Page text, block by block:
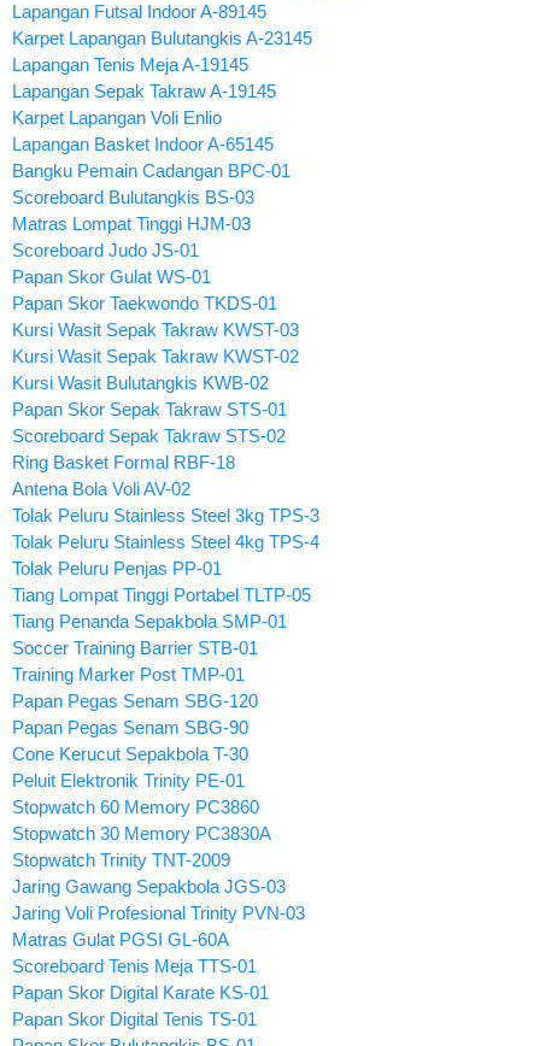
Lapangan Futsal Indoor A-89145
Karpet Lapangan Bulutangkis A-23145
Lapangan Tenis Meja A-19145
Lapangan Sepak Takraw A-19145
Karpet Lapangan Voli Enlio
Lapangan Basket Indoor A-65145
Bangku Pemain Cadangan BPC-01
Scoreboard Bulutangkis BS-03
Matras Lompat Tinggi HJM-03
Scoreboard Judo JS-01
Papan Skor Gulat WS-01
Papan Skor Taekwondo TKDS-01
Kursi Wasit Sepak Takraw KWST-03
Kursi Wasit Sepak Takraw KWST-02
Kursi Wasit Bulutangkis KWB-02
Papan Skor Sepak Takraw STS-01
Scoreboard Sepak Takraw STS-02
Ring Basket Formal RBF-18
Antena Bola Voli AV-02
Tolak Peluru Stainless Steel 3kg TPS-3
Tolak Peluru Stainless Steel 4kg TPS-4
Tolak Peluru Penjas PP-01
Tiang Lompat Tinggi Portabel TLTP-05
Tiang Penanda Sepakbola SMP-01
Soccer Training Barrier STB-01
Training Marker Post TMP-01
Papan Pegas Senam SBG-120
Papan Pegas Senam SBG-90
Cone Kerucut Sepakbola T-30
Peluit Elektronik Trinity PE-01
Stopwatch 60 Memory PC3860
Stopwatch 30 Memory PC3830A
Stopwatch Trinity TNT-2009
Jaring Gawang Sepakbola JGS-03
Jaring Voli Profesional Trinity PVN-03
Matras Gulat PGSI GL-60A
Scoreboard Tenis Meja TTS-01
Papan Skor Digital Karate KS-01
Papan Skor Digital Tenis TS-01